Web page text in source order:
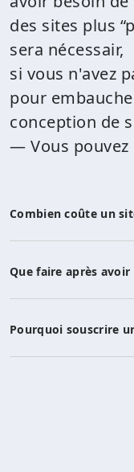
des sites plus
sera nécessair,
si vous n'avez
pour
conception de
— Vous pouvez
Combien coûte un
Que faire après
Pourquoi souscrire